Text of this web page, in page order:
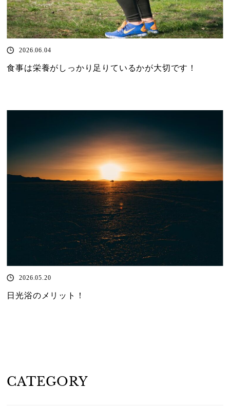
2026.06.04
食事は栄養がしっかり足りているかが大切です！
2026.05.20
日光浴のメリット！
CATEGORY